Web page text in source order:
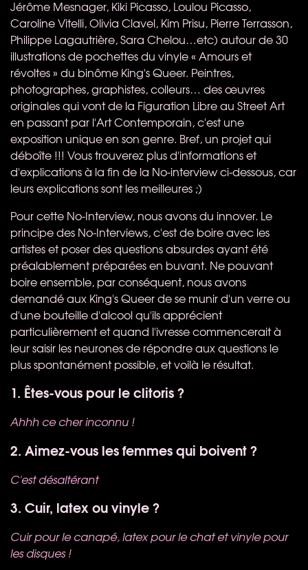
Jérôme Mesnager, Kiki Picasso, Loulou Picasso,
Caroline Vitelli, Olivia Clavel, Kim Prisu, Pierre Terrasson,
Philippe Lagautrière, Sara Chelou…etc) autour de 30
illustrations de pochettes du vinyle « Amours et
révoltes » du binôme King's Queer. Peintres,
photographes, graphistes, colleurs… des œuvres
originales qui vont de la Figuration Libre au Street Art
en passant par l'Art Contemporain, c'est une
exposition unique en son genre. Bref, un projet qui
déboîte !!! Vous trouverez plus d'informations et
d'explications à la fin de la No-interview ci-dessous, car
leurs explications sont les meilleures ;)
Pour cette No-Interview, nous avons du innover. Le
principe des No-Interviews, c'est de boire avec les
artistes et poser des questions absurdes ayant été
préalablement préparées en buvant. Ne pouvant
boire ensemble, par conséquent, nous avons
demandé aux King's Queer de se munir d'un verre ou
d'une bouteille d'alcool qu'ils apprécient
particulièrement et quand l'ivresse commencerait à
leur saisir les neurones de répondre aux questions le
plus spontanément possible, et voilà le résultat.
1. Êtes-vous pour le clitoris ?
Ahhh ce cher inconnu !
2. Aimez-vous les femmes qui boivent ?
C'est désaltérant
3. Cuir, latex ou vinyle ?
Cuir pour le canapé, latex pour le chat et vinyle pour
les disques !